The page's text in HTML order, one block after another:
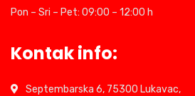
Pon – Sri – Pet: 09:00 – 12:00 h
Kontak info:
Septembarska 6, 75300 Lukavac,